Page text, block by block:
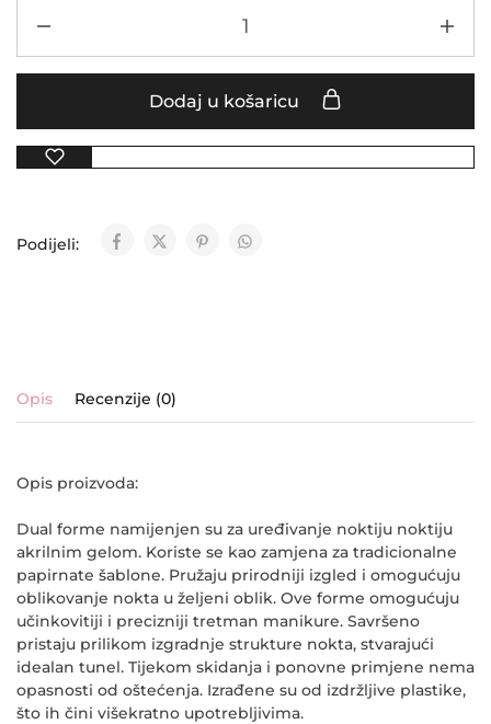
Dodaj u košaricu
Podijeli:
Opis Recenzije (0)
Opis proizvoda:
Dual forme namijenjen su za uređivanje noktiju noktiju
akrilnim gelom. Koriste se kao zamjena za tradicionalne
papirnate šablone. Pružaju prirodniji izgled i omogućuju
oblikovanje nokta u željeni oblik. Ove forme omogućuju
učinkovitiji i precizniji tretman manikure. Savršeno
pristaju prilikom izgradnje strukture nokta, stvarajući
idealan tunel. Tijekom skidanja i ponovne primjene nema
opasnosti od oštećenja. Izrađene su od izdržljive plastike,
što ih čini višekratno upotrebljivima.